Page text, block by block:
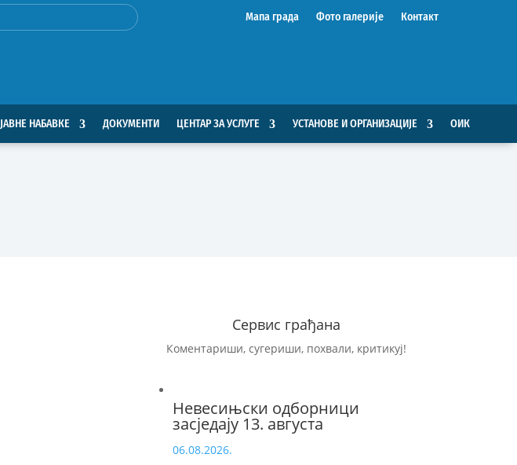
Мапа града Фото галерије Контакт
ЈАВНЕ НАБАВКЕ ДОКУМЕНТИ ЦЕНТАР ЗА УСЛУГЕ УСТАНОВЕ И ОРГАНИЗАЦИЈЕ ОИК
Сервис грађана
Коментариши, сугериши, похвали, критикуј!
Невесињски одборници
засједају 13. августа
06.08.2026.